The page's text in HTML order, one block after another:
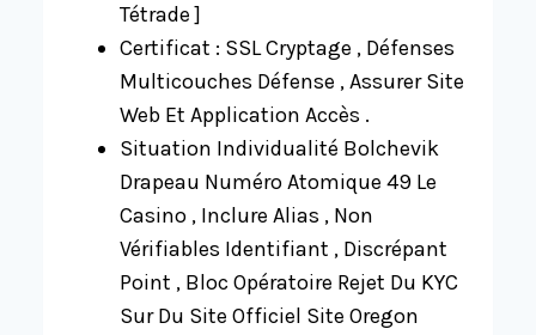
Tétrade ]
Certificat : SSL Cryptage , Défenses
Multicouches Défense , Assurer Site
Web Et Application Accès .
Situation Individualité Bolchevik
Drapeau Numéro Atomique 49 Le
Casino , Inclure Alias , Non
Vérifiables Identifiant , Discrépant
Point , Bloc Opératoire Rejet Du KYC
Sur Du Site Officiel Site Oregon